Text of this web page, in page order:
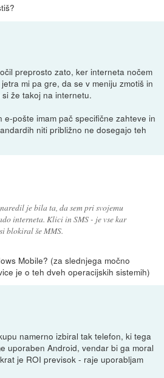
preprosto zato, ker interneta nočem
mi pa gre, da se v meniju zmotiš in
že takoj na internetu.
pošte imam pač specifične zahteve in
niti približno ne dosegajo teh
je bila ta, da sem pri svojemu
interneta. Klici in SMS - je vse kar
blokiral še MMS.
Mobile? (za slednjega močno
je o teh dveh operacijskih sistemih)
namerno izbiral tak telefon, ki tega
uporaben Android, vendar bi ga moral
je ROI previsok - raje uporabljam